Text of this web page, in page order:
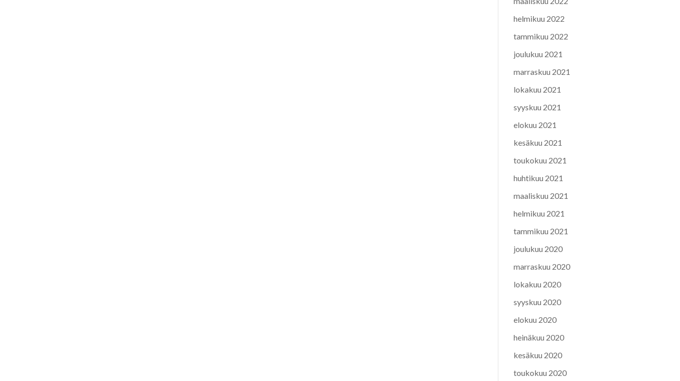
helmikuu 2022
tammikuu 2022
joulukuu 2021
marraskuu 2021
lokakuu 2021
syyskuu 2021
elokuu 2021
kesäkuu 2021
toukokuu 2021
huhtikuu 2021
maaliskuu 2021
helmikuu 2021
tammikuu 2021
joulukuu 2020
marraskuu 2020
lokakuu 2020
syyskuu 2020
elokuu 2020
heinäkuu 2020
kesäkuu 2020
toukokuu 2020